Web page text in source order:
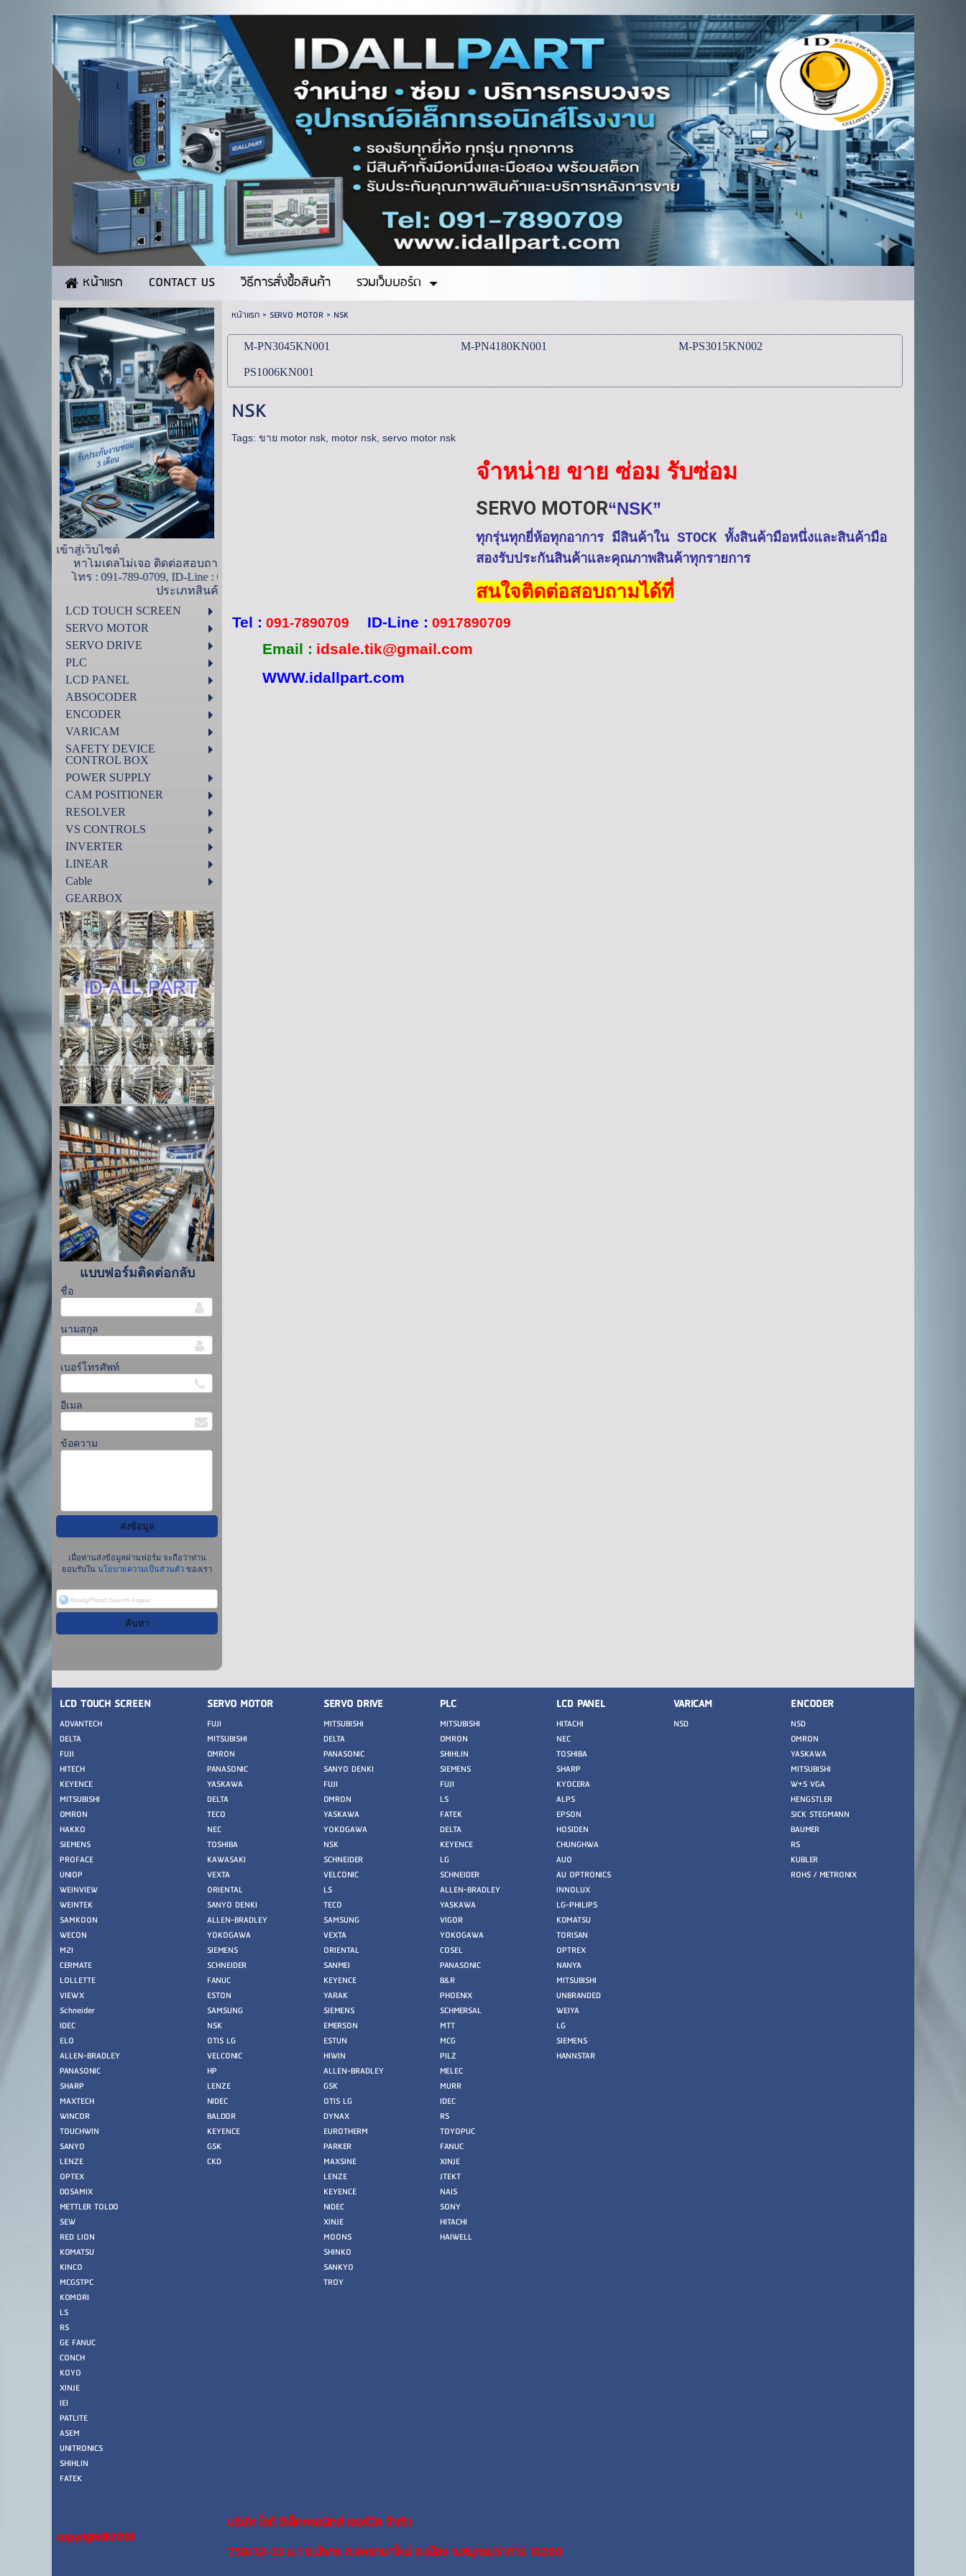
หน้าแรก CONTACT US วิธีการสั่งซื้อสินค้า รวมเว็บบอร์ด
โมเดลไม่เจอ ติดต่อสอบถามได้ที่ ไอดีน้ำ
ร : 091-789-0709, ID-Line : 0917890709
LCD TOUCH SCREEN
SERVO MOTOR
SERVO DRIVE
PLC
LCD PANEL
ABSOCODER
ENCODER
VARICAM
SAFETY DEVICE
CONTROL BOX
POWER SUPPLY
CAM POSITIONER
RESOLVER
VS CONTROLS
INVERTER
LINEAR
Cable
GEARBOX
แบบฟอร์มติดต่อกลับ
ชื่อ
นามสกุล
เบอร์โทรศัพท์
อีเมล
ข้อความ
เมื่อท่านส่งข้อมูลผ่านฟอร์ม จะถือว่าท่าน
ยอมรับใน นโยบายความเป็นส่วนตัวของเรา
หน้าแรก> SERVO MOTOR> NSK
M-PN3045KN001 M-PN4180KN001 M-PS3015KN002
PS1006KN001
NSK
Tags:ขาย motor nsk motor nsk ,servo motor nsk
จำหน่าย ขาย ซ่อม รับซ่อม
SERVO MOTOR“NSK”
ทุกรุ่นทุกยี่ห้อทุกอาการ มีสินค้าใน STOCKทั้งสินค้ามือหนึ่งและสินค้ามือ
สองรับประกันสินค้าและคุณภาพสินค้าทุกรายการ
สนใจติดต่อสอบถามได้ที่
Tel : 091-7890709 ID-Line : 0917890709
Email : idsale.tik@gmail.com
WWW.idallpart.com
LCD TOUCH SCREEN
ADVANTECH
DELTA
FUJI
HITECH
KEYENCE
MITSUBISHI
OMRON
HAKKO
SIEMENS
PROFACE
UNIOP
WEINVIEW
WEINTEK
SAMKOON
WECON
M2I
CERMATE
LOLLETTE
VIEWX
Schneider
IDEC
ELO
ALLEN-BRADLEY
PANASONIC
SHARP
MAXTECH
WINCOR
TOUCHWIN
SANYO
LENZE
OPTEX
DOSAMIX
METTLER TOLDO
SEW
RED LION
KOMATSU
KINCO
MCGSTPC
KOMORI
LS
RS
GE FANUC
CONCH
KOYO
XINJE
IEI
PATLITE
ASEM
UNITRONICS
SHIHLIN
FATEK
SERVO MOTOR
FUJI
MITSUBISHI
OMRON
PANASONIC
YASKAWA
DELTA
TECO
NEC
TOSHIBA
KAWASAKI
VEXTA
ORIENTAL
SANYO DENKI
ALLEN-BRADLEY
YOKOGAWA
SIEMENS
SCHNEIDER
FANUC
ESTON
SAMSUNG
NSK
OTIS LG
VELCONIC
HP
LENZE
NIDEC
BALDOR
KEYENCE
GSK
CKD
SERVO DRIVE
MITSUBISHI
DELTA
PANASONIC
SANYO DENKI
FUJI
OMRON
YASKAWA
YOKOGAWA
NSK
SCHNEIDER
VELCONIC
LS
TECO
SAMSUNG
VEXTA
ORIENTAL
SANMEI
KEYENCE
YARAK
SIEMENS
EMERSON
ESTUN
HIWIN
ALLEN-BRADLEY
GSK
OTIS LG
DYNAX
EUROTHERM
PARKER
MAXSINE
LENZE
KEYENCE
NIDEC
XINJE
MOONS
SHINKO
SANKYO
TROY
PLC
MITSUBISHI
OMRON
SHIHLIN
SIEMENS
FUJI
LS
FATEK
DELTA
KEYENCE
LG
SCHNEIDER
ALLEN-BRADLEY
YASKAWA
VIGOR
YOKOGAWA
COSEL
PANASONIC
B&R
PHOENIX
SCHMERSAL
MTT
MCG
PILZ
MELEC
MURR
IDEC
RS
TOYOPUC
FANUC
XINJE
JTEKT
NAIS
SONY
HITACHI
HAIWELL
LCD PANEL
HITACHI
NEC
TOSHIBA
SHARP
KYOCERA
ALPS
EPSON
HOSIDEN
CHUNGHWA
AUO
AU OPTRONICS
INNOLUX
LG-PHILIPS
KOMATSU
TORISAN
OPTREX
NANYA
MITSUBISHI
UNBRANDED
WEIYA
LG
SIEMENS
HANNSTAR
VARICAM
NSD
ENCODER
NSD
OMRON
YASKAWA
MITSUBISHI
W+S VGA
HENGSTLER
SICK STEGMANN
BAUMER
RS
KUBLER
ROHS / METRONIX
copyright@2018
บริษัท ไอดี อิเล็กทรอนิกส์ เซอร์วิส จำกัด
759/32-33 ม.1 ซ.มังกร ต.แพรกษาใหม่ อ.เมือง จ.สมุทรปราการ 10280